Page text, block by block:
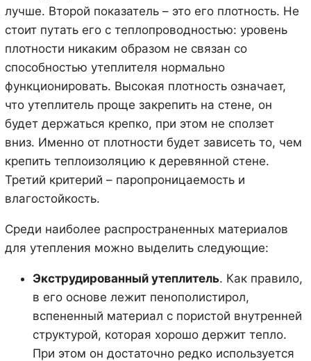
лучше. Второй показатель – это его плотность. Не
стоит путать его с теплопроводностью: уровень
плотности никаким образом не связан со
способностью утеплителя нормально
функционировать. Высокая плотность означает,
что утеплитель проще закрепить на стене, он
будет держаться крепко, при этом не сползет
вниз. Именно от плотности будет зависеть то, чем
крепить теплоизоляцию к деревянной стене.
Третий критерий – паропроницаемость и
влагостойкость.
Среди наиболее распространенных материалов
для утепления можно выделить следующие:
Экструдированный утеплитель. Как правило,
в его основе лежит пенополистирол,
вспененный материал с пористой внутренней
структурой, которая хорошо держит тепло.
При этом он достаточно редко используется